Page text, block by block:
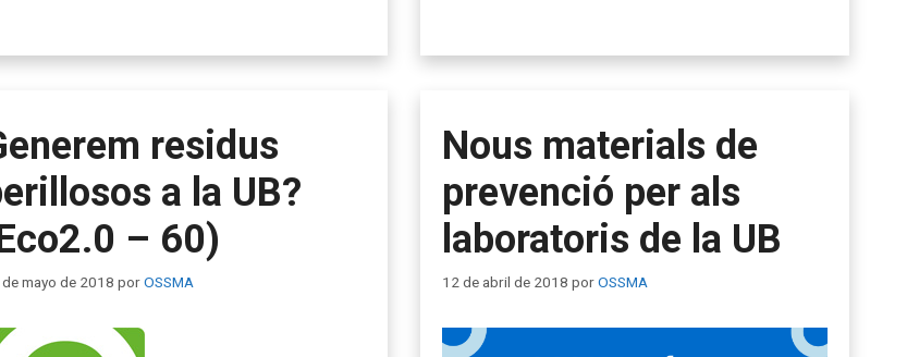
residus
a la UB?
– 60)
mayo de 2018 porOSSMA
Nous materials de
prevenció per als
laboratoris de la UB
12 de abril de 2018 porOSSMA